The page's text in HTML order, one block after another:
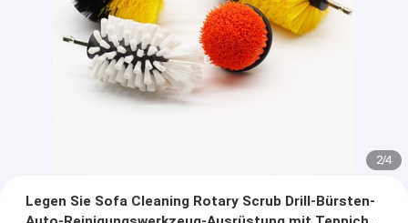
2/4
Legen Sie Sofa Cleaning Rotary Scrub Drill-Bürsten-